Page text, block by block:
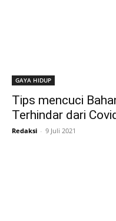
GAYA HIDUP
Tips mencuci
Terhindar dari
Redaksi - 9 Juli 2021